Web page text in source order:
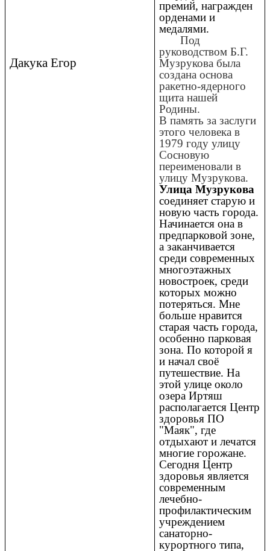
Дакука Егор
премий, награжден
орденами и
медалями.
Под
руководством Б.Г.
Музрукова была
создана основа
ракетно-ядерного
щита нашей
Родины.
В память за заслуги
этого человека в
1979 году улицу
Сосновую
переименовали в
улицу Музрукова.
Улица Музрукова
соединяет старую и
новую часть города.
Начинается она в
предпарковой зоне,
а заканчивается
среди современных
многоэтажных
новостроек, среди
которых можно
потеряться. Мне
больше нравится
старая часть города,
особенно парковая
зона. По которой я
и начал своё
путешествие. На
этой улице около
озера Иртяш
располагается Центр
здоровья ПО
"Маяк", где
отдыхают и лечатся
многие горожане.
Сегодня Центр
здоровья является
современным
лечебно-
профилактическим
учреждением
санаторно-
курортного типа,